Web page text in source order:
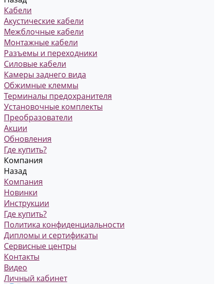
Кабели
Акустические кабели
Межблочные кабели
Монтажные кабели
Разъемы и переходники
Силовые кабели
Камеры заднего вида
Обжимные клеммы
Терминалы предохранителя
Установочные комплекты
Преобразователи
Акции
Обновления
Где купить?
Компания
Назад
Компания
Новинки
Инструкции
Где купить?
Политика конфиденциальности
Дипломы и сертификаты
Сервисные центры
Контакты
Видео
Личный кабинет